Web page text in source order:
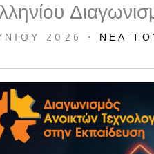
2026 • ΝΈΑ